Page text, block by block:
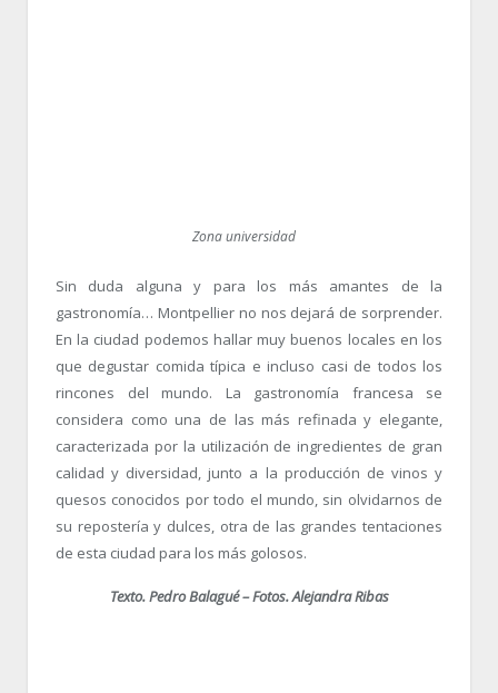
Zona universidad
Sin duda alguna y para los más amantes de la
gastronomía… Montpellier no nos dejará de sorprender.
En la ciudad podemos hallar muy buenos locales en los
que degustar comida típica e incluso casi de todos los
rincones del mundo. La gastronomía francesa se
considera como una de las más refinada y elegante,
caracterizada por la utilización de ingredientes de gran
calidad y diversidad, junto a la producción de vinos y
quesos conocidos por todo el mundo, sin olvidarnos de
su repostería y dulces, otra de las grandes tentaciones
de esta ciudad para los más golosos.
Texto. Pedro Balagué – Fotos. Alejandra Ribas